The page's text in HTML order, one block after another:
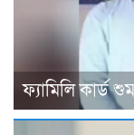
ফ্যামিলি কার্ড